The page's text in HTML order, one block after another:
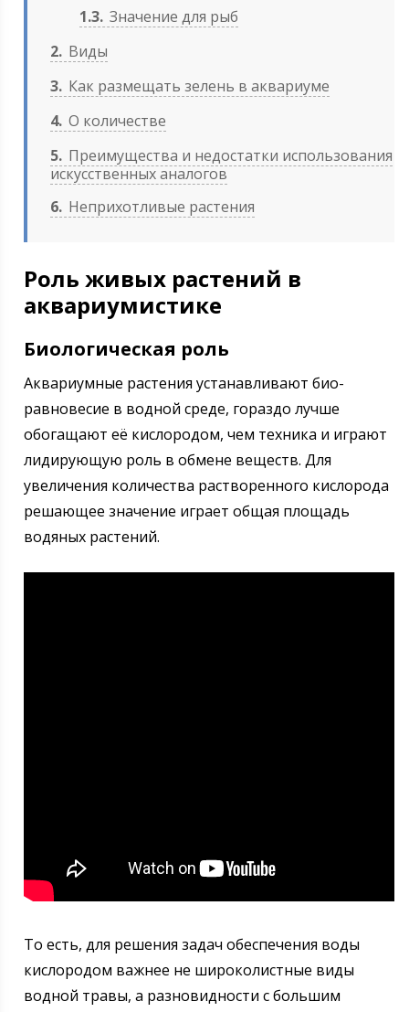
1.3 Значение для рыб
2 Виды
3 Как размещать зелень в аквариуме
4 О количестве
5 Преимущества и недостатки использования
искусственных аналогов
6 Неприхотливые растения
Роль живых растений в
аквариумистике
Биологическая роль
Аквариумные растения устанавливают био-
равновесие в водной среде, гораздо лучше
обогащают её кислородом, чем техника и играют
лидирующую роль в обмене веществ. Для
увеличения количества растворенного кислорода
решающее значение играет общая площадь
водяных растений.
То есть, для решения задач обеспечения воды
кислородом важнее не широколистные виды
водной травы, а разновидности с большим